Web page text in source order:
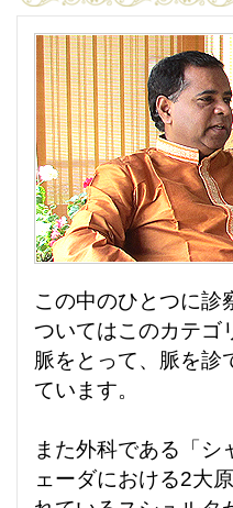
この中のひとつに診
ついてはこのカテゴ
脈をとって、脈を診
ています。
また外科である「
ェーダにおける2大